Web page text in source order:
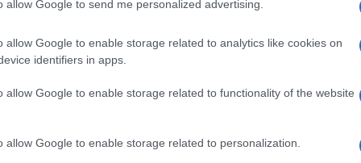
allow Google to send me personalized advertising.
allow Google to enable storage related to analytics like cookies on
identifiers in apps.
allow Google to enable storage related to functionality of the website
allow Google to enable storage related to personalization.
actuales. Andrius Kubilius alertó sobre riesgos
Rob Bauer señaló a Rusia como amenaza
España, Hèctor Casado López destacó la